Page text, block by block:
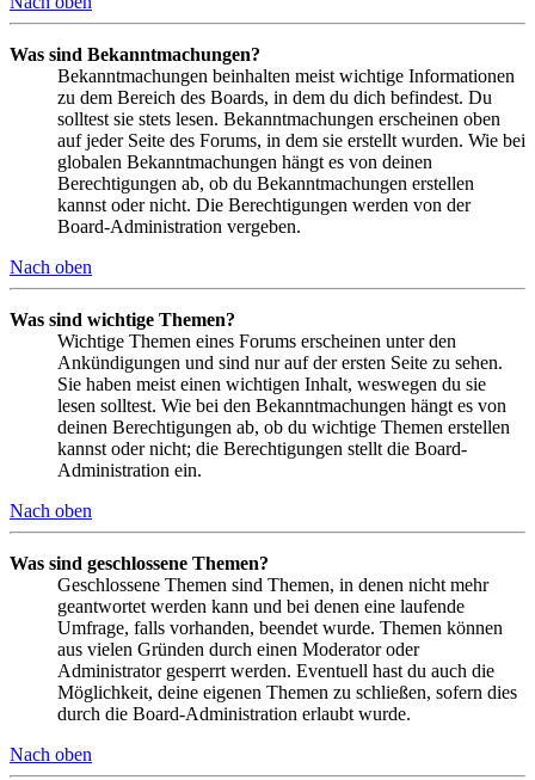
Was sind Bekanntmachungen?
Bekanntmachungen beinhalten meist wichtige Informationen
zu dem Bereich des Boards, in dem du dich befindest. Du
solltest sie stets lesen. Bekanntmachungen erscheinen oben
auf jeder Seite des Forums, in dem sie erstellt wurden. Wie bei
globalen Bekanntmachungen hängt es von deinen
Berechtigungen ab, ob du Bekanntmachungen erstellen
kannst oder nicht. Die Berechtigungen werden von der
Board-Administration vergeben.
Nach oben
Was sind wichtige Themen?
Wichtige Themen eines Forums erscheinen unter den
Ankündigungen und sind nur auf der ersten Seite zu sehen.
Sie haben meist einen wichtigen Inhalt, weswegen du sie
lesen solltest. Wie bei den Bekanntmachungen hängt es von
deinen Berechtigungen ab, ob du wichtige Themen erstellen
kannst oder nicht; die Berechtigungen stellt die Board-
Administration ein.
Nach oben
Was sind geschlossene Themen?
Geschlossene Themen sind Themen, in denen nicht mehr
geantwortet werden kann und bei denen eine laufende
Umfrage, falls vorhanden, beendet wurde. Themen können
aus vielen Gründen durch einen Moderator oder
Administrator gesperrt werden. Eventuell hast du auch die
Möglichkeit, deine eigenen Themen zu schließen, sofern dies
durch die Board-Administration erlaubt wurde.
Nach oben